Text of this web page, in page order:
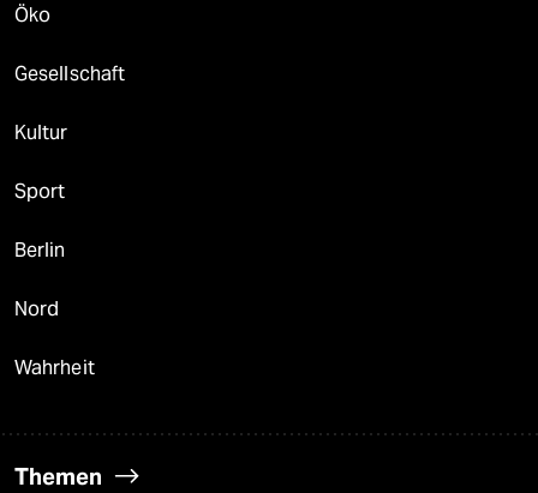
Öko
Gesellschaft
Kultur
Sport
Berlin
Nord
Wahrheit
Themen